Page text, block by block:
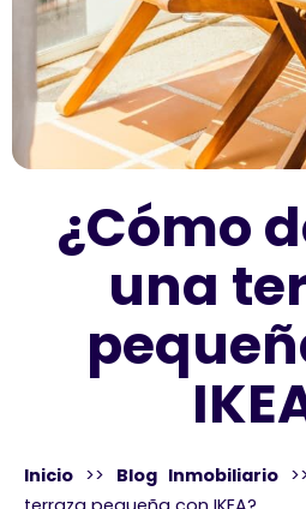
¿Cómo
una
Inicio >> Blog Inmobiliario